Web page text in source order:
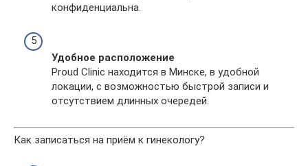
конфиденциальна.
Удобное расположение
Proud Clinic находится в Минске, в удобной
локации, с возможностью быстрой записи и
отсутствием длинных очередей.
Как записаться на приём к гинекологу?